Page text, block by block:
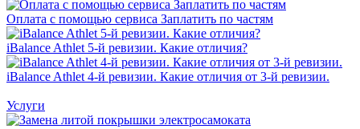
Оплата с помощью сервиса Заплатить по частям
iBalance Athlet 5-й ревизии. Какие отличия?
iBalance Athlet 4-й ревизии. Какие отличия от 3-й ревизии.
Услуги